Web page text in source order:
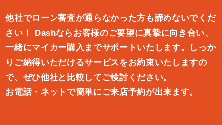
他社でローン審査が通らなかった方も諦めないでくだ
さい！
Dashならお客様のご要望に真摯に向き合い、
一緒にマイカー購入ま でサポートいたします。しっか
りご納得いただけるサービスをお約束いたしますの
で、ぜひ他社と比較してご検討ください。
お電話・ネットで簡単にご来店予約が出来ます。